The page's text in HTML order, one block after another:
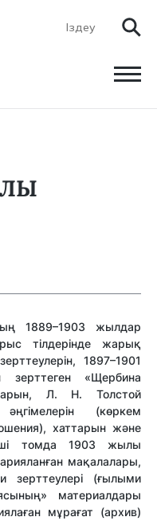
1889–1903 жылдар
тілдерінде жарық
1897–1901
«Щербина
Л. Н. Толстой
(көркем
хаттарын және
томда 1903 жылы
мақалалары,
зерттеулері (ғылыми
материалдары
мұрағат (архив)